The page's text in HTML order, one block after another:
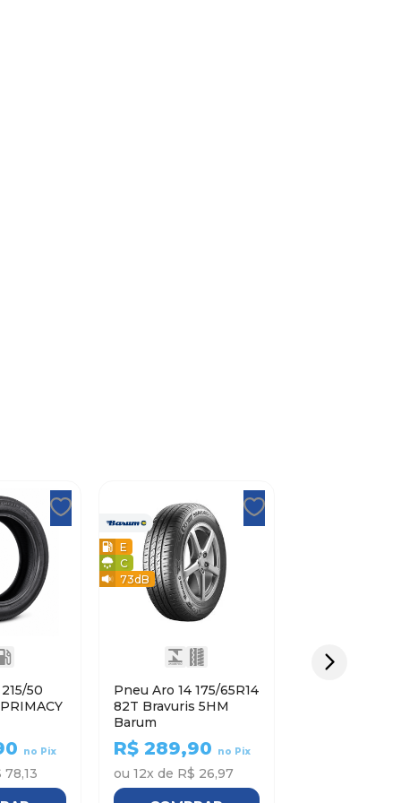
no Pix
78,13
E
C
73dB
Pneu Aro 14 175/65R14
82T Bravuris 5HM
Barum
R$ 289,90 no Pix
ou 12x de R$ 26,97